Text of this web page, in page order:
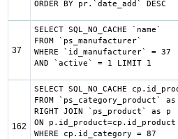
ORDER BY pr.`date_add` DESC
37
SELECT SQL_NO_CACHE `name`
FROM `ps_manufacturer`
WHERE `id_manufacturer` = 37
AND `active` = 1 LIMIT 1
162
SELECT SQL_NO_CACHE
FROM `ps_category_product`
RIGHT JOIN `ps_product` as p
ON p.id_product=cp.id_product
WHERE cp.id_category = 87